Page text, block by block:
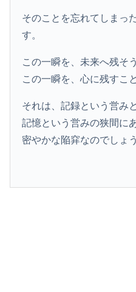
そのことを忘れてしまっ
す。
この一瞬を、未来へ残そ
この一瞬を、心に残すこ
それは、記録という営みと
記憶という営みの狭間に
密やかな陥穽なのでしょう